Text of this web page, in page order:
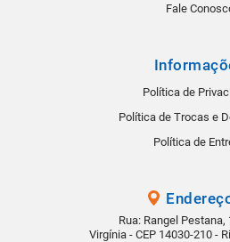
Fale
Política de
Política de Trocas e
Política de
Rua: Rangel Pestana,
Virgínia - CEP 14030-210 -